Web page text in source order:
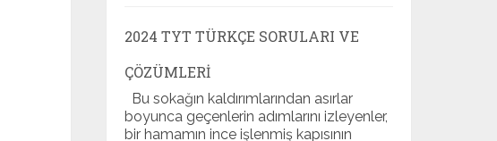
2024 TYT TÜRKÇE SORULARI VE
ÇÖZÜMLERI
Bu sokağın kaldırımlarından asırlar
boyunca geçenlerin adımlarını izleyenler,
bir hamamın ince işlenmiş kapısının